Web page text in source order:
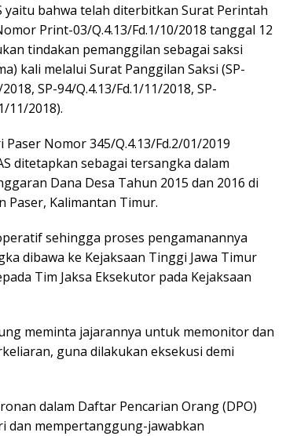
bahwa telah diterbitkan Surat Perintah
Print-03/Q.4.13/Fd.1/10/2018 tanggal 12
tindakan pemanggilan sebagai saksi
kali melalui Surat Panggilan Saksi (SP-
SP-94/Q.4.13/Fd.1/11/2018, SP-
11/2018).
Nomor 345/Q.4.13/Fd.2/01/2019
ditetapkan sebagai tersangka dalam
Dana Desa Tahun 2015 dan 2016 di
Paser, Kalimantan Timur.
sehingga proses pengamanannya
dibawa ke Kejaksaan Tinggi Jawa Timur
Tim Jaksa Eksekutor pada Kejaksaan
meminta jajarannya untuk memonitor dan
guna dilakukan eksekusi demi
dalam Daftar Pencarian Orang (DPO)
dan mempertanggung-jawabkan